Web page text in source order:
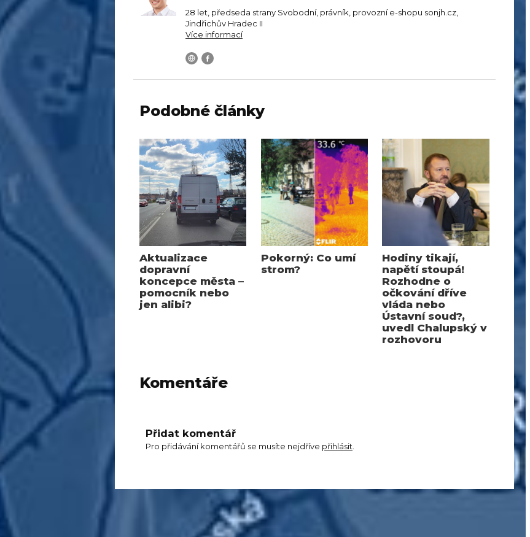
28 let, předseda strany Svobodní, právník, provozní e-shopu sonjh.cz,
Jindřichův Hradec II
Více informací
Podobné články
Aktualizace
dopravní
koncepce města –
pomocník nebo
jen alibi?
Pokorný: Co umí
strom?
Hodiny tikají,
napětí stoupá!
Rozhodne o
očkování dříve
vláda nebo
Ústavní soud?,
uvedl Chalupský v
rozhovoru
Komentáře
Přidat komentář
Pro přidávání komentářů se musíte nejdříve přihlásit